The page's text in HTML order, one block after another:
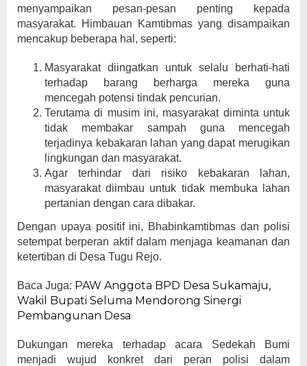
menyampaikan pesan-pesan penting kepada
masyarakat. Himbauan Kamtibmas yang disampaikan
mencakup beberapa hal, seperti:
Masyarakat diingatkan untuk selalu berhati-hati
terhadap barang berharga mereka guna
mencegah potensi tindak pencurian.
Terutama di musim ini, masyarakat diminta untuk
tidak membakar sampah guna mencegah
terjadinya kebakaran lahan yang dapat merugikan
lingkungan dan masyarakat.
Agar terhindar dari risiko kebakaran lahan,
masyarakat diimbau untuk tidak membuka lahan
pertanian dengan cara dibakar.
Dengan upaya positif ini, Bhabinkamtibmas dan polisi
setempat berperan aktif dalam menjaga keamanan dan
ketertiban di Desa Tugu Rejo.
Baca Juga: PAW Anggota BPD Desa Sukamaju,
Wakil Bupati Seluma Mendorong Sinergi
Pembangunan Desa
Dukungan mereka terhadap acara Sedekah Bumi
menjadi wujud konkret dari peran polisi dalam